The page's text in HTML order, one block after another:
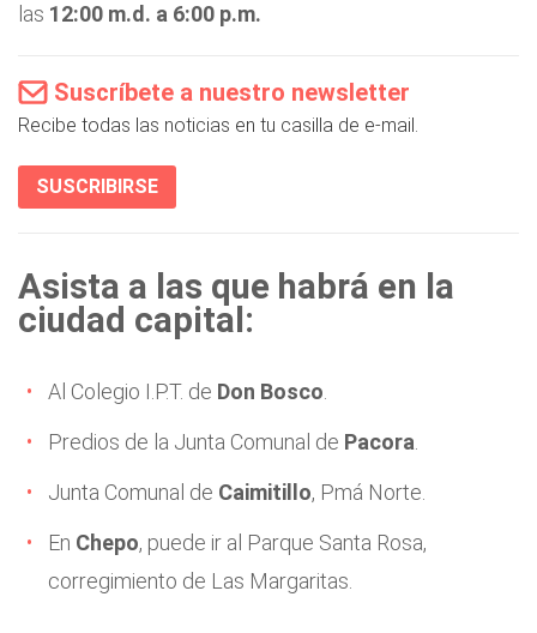
las 12:00 m.d. a 6:00 p.m.
Suscríbete a nuestro newsletter
Recibe todas las noticias en tu casilla de e-mail.
SUSCRIBIRSE
Asista a las que habrá en la
ciudad capital:
Al Colegio I.P.T. de Don Bosco
Predios de la Junta Comunal de Pacora
Junta Comunal de Caimitillo, Pmá Norte.
En Chepo, puede ir al Parque Santa Rosa,
corregimiento de Las Margaritas.